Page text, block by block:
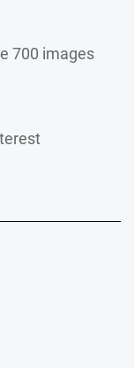
700 images